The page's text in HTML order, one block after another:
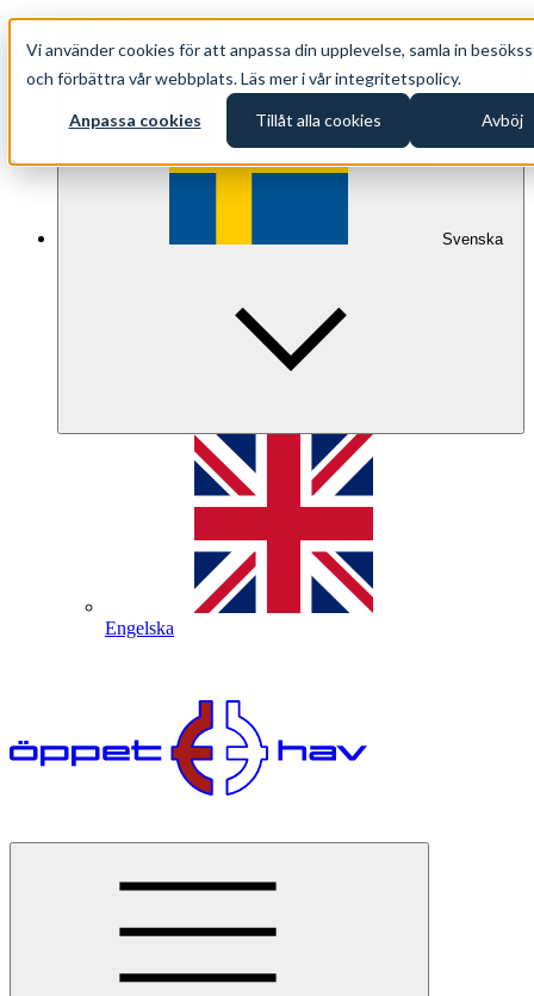
Vi använder cookies för att anpassa din upplevelse, samla in
och förbättra vår webbplats. Läs mer i vår integritetspolicy.
Anpassa cookies Tillåt alla cookies Avböj
info@oppethav.se
Svenska
Engelska